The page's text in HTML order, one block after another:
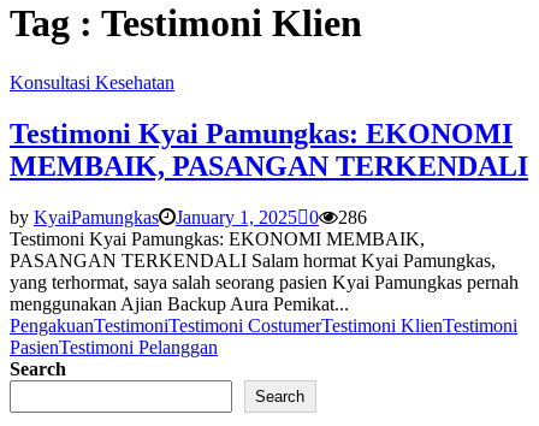
Tag : Testimoni Klien
Konsultasi Kesehatan
Testimoni Kyai Pamungkas: EKONOMI
MEMBAIK, PASANGAN TERKENDALI
by KyaiPamungkas January 1, 2025 0
286
Testimoni Kyai Pamungkas: EKONOMI MEMBAIK,
PASANGAN TERKENDALI Salam hormat Kyai Pamungkas,
yang terhormat, saya salah seorang pasien Kyai Pamungkas pernah
menggunakan Ajian Backup Aura Pemikat...
PengakuanTestimoniTestimoni CostumerTestimoni KlienTestimoni
PasienTestimoni Pelanggan
Search
Search